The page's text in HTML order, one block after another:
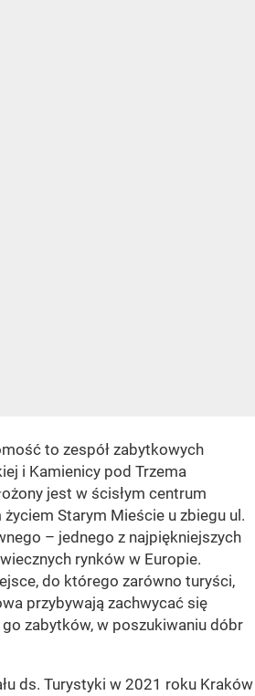
to zespół zabytkowych
i Kamienicy pod Trzema
jest w ścisłym centrum
Starym Mieście u zbiegu ul.
– jednego z najpiękniejszych
rynków w Europie.
do którego zarówno turyści,
przybywają zachwycać się
zabytków, w poszukiwaniu dóbr
ds. Turystyki w 2021 roku Kraków